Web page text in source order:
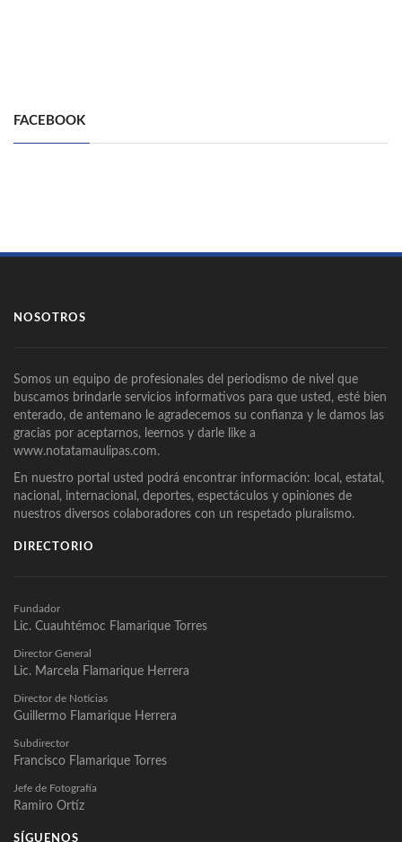
FACEBOOK
NOSOTROS
Somos un equipo de profesionales del periodismo de nivel que
buscamos brindarle servicios informativos para que usted, esté bien
enterado, de antemano le agradecemos su confianza y le damos las
gracias por aceptarnos, leernos y darle like a
www.notatamaulipas.com.
En nuestro portal usted podrá encontrar información: local, estatal,
nacional, internacional, deportes, espectáculos y opiniones de
nuestros diversos colaboradores con un respetado pluralismo.
DIRECTORIO
Fundador
Lic. Cuauhtémoc Flamarique Torres
Director General
Lic. Marcela Flamarique Herrera
Director de Noticias
Guillermo Flamarique Herrera
Subdirector
Francisco Flamarique Torres
Jefe de Fotografía
Ramiro Ortíz
SÍGUENOS